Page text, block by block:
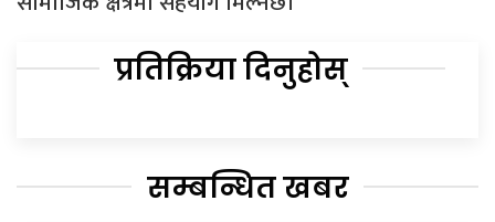
प्रतिक्रिया दिनुहोस्
सम्बन्धित खबर